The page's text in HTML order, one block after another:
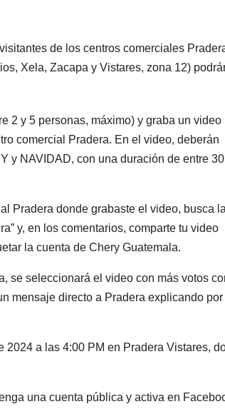
de los centros comerciales
Xela, Zacapa y Vistares, zona 12)
2 y 5 personas, máximo) y graba un video
comercial Pradera. En el video, deberán
y NAVIDAD, con una duración de entre 30
Pradera donde grabaste el video, busca la
y, en los comentarios, comparte tu video
la cuenta de Chery Guatemala.
se seleccionará el video con más votos
mensaje directo a Pradera explicando
a las 4:00 PM en Pradera Vistares,
una cuenta pública y activa en